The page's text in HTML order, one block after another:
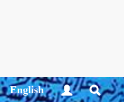
English